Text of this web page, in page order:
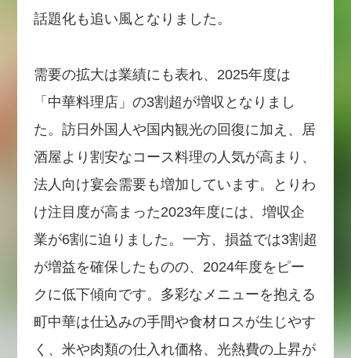
話題化も追い風となりました。
需要の拡大は業績にも表れ、2025年度は
「中華料理店」の3割超が増収となりまし
た。訪日外国人や国内観光の回復に加え、居
酒屋より割安なコース料理の人気が高まり、
法人向け宴会需要も増加しています。とりわ
け注目度が高まった2023年度には、増収企
業が6割に迫りました。一方、損益では3割超
が増益を確保したものの、2024年度をピー
クに低下傾向です。多彩なメニューを抱える
町中華は仕込みの手間や食材ロスが生じやす
く、米や肉類の仕入れ価格、光熱費の上昇が